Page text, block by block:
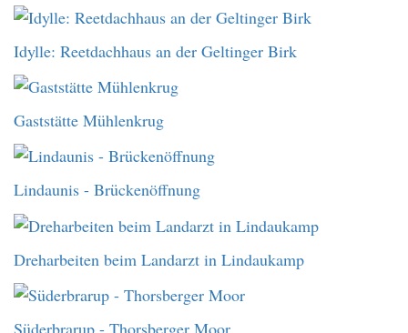
Idylle: Reetdachhaus an der Geltinger Birk
Gaststätte Mühlenkrug
Lindaunis - Brückenöffnung
Dreharbeiten beim Landarzt in Lindaukamp